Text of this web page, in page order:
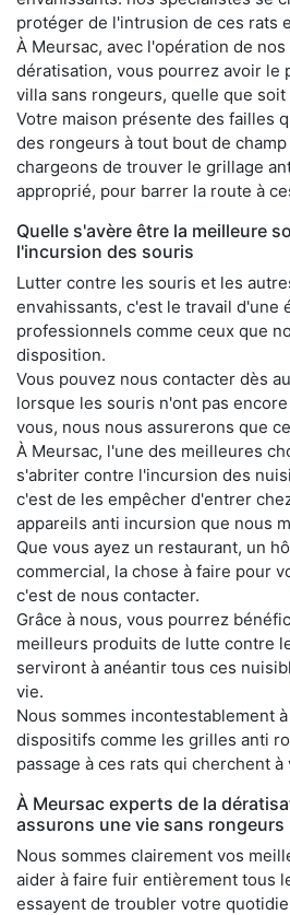
protéger de l'intrusion de ces rats
À Meursac, avec l'opération de
dératisation, vous pourrez avoir le
villa sans rongeurs, quelle que
Votre maison présente des failles
des rongeurs à tout bout de champ
chargeons de trouver le grillage
approprié, pour barrer la route à
Quelle s'avère être la meilleure
l'incursion des souris
Lutter contre les souris et les
envahissants, c'est le travail d'une
professionnels comme ceux que
disposition.
Vous pouvez nous contacter dès
lorsque les souris n'ont pas
vous, nous nous assurerons que
À Meursac, l'une des meilleures
s'abriter contre l'incursion des
c'est de les empêcher d'entrer
appareils anti incursion que nous
Que vous ayez un restaurant, un
commercial, la chose à faire pour
c'est de nous contacter.
Grâce à nous, vous pourrez
meilleurs produits de lutte contre
serviront à anéantir tous ces
vie.
Nous sommes incontestablement
dispositifs comme les grilles anti
passage à ces rats qui cherchent à
À Meursac experts de la
assurons une vie sans rongeurs
Nous sommes clairement vos
aider à faire fuir entièrement tous
essayent de troubler votre